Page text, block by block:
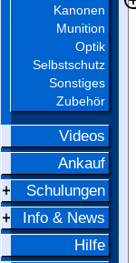
Kanonen
Munition
Optik
Selbstschutz
Sonstiges
Zubehör
Videos
Ankauf
Schulungen
Info & News
Hilfe